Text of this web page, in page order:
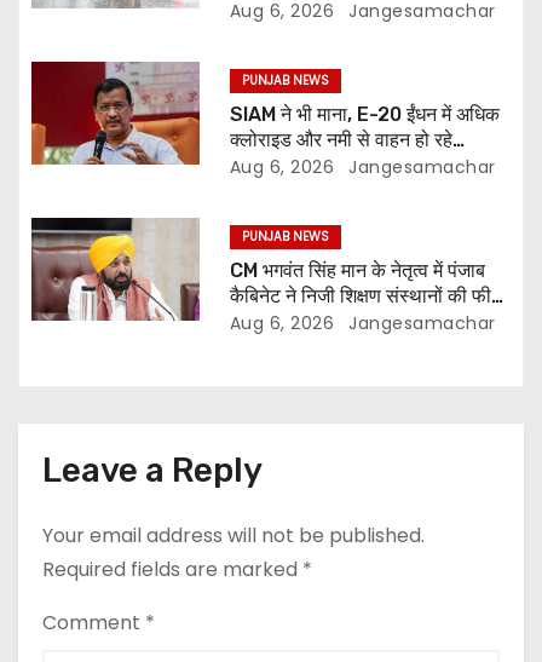
Aug 6, 2026 Jangesamachar
PUNJAB NEWS
SIAM ने भी माना, E-20 ईंधन में अधिक
क्लोराइड और नमी से वाहन हो रहे
प्रभावित: अरविंद केजरीवाल
Aug 6, 2026 Jangesamachar
PUNJAB NEWS
CM भगवंत सिंह मान के नेतृत्व में पंजाब
कैबिनेट ने निजी शिक्षण संस्थानों की फीस
नियमन (संशोधन) विधेयक-2026 को
Aug 6, 2026 Jangesamachar
Leave a Reply
Your email address will not be published.
Required fields are marked *
Comment *